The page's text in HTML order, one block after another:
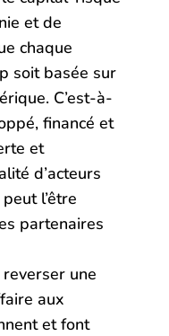
et de
chaque
soit basée sur
C’est-à-
financé et
et
d’acteurs
l’être
partenaires
une
aux
et font